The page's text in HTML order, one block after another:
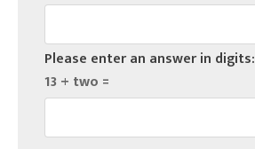
Please enter an answer in digits:
13 + two =